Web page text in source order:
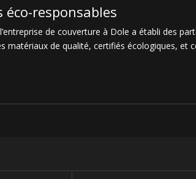
responsables
de couverture à Dole a établi des
matériaux de qualité, certifiés écologiques, et